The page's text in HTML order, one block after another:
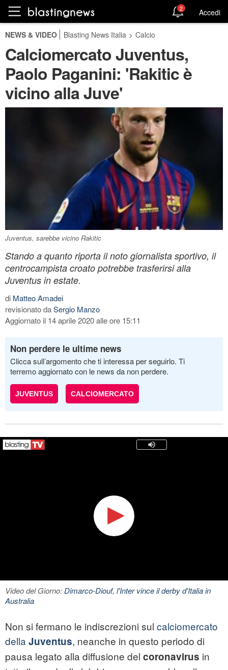
2 Accedi
NEWS & VIDEO Blasting News Italia > Calcio
Calciomercato Juventus,
Paolo Paganini: 'Rakitic è
vicino alla Juve'
Juventus, sarebbe vicino Rakitic
Stando a quanto riporta il noto giornalista sportivo, il
centrocampista croato potrebbe trasferirsi alla
Juventus in estate.
di Matteo Amadei
revisionato daSergio Manzo
Aggiornato il 14 aprile 2020 alle ore 15:11
Non perdere le ultime news
Clicca sull’argomento che ti interessa per seguirlo. Ti
terremo aggiornato con le news da non perdere.
JUVENTUS CALCIOMERCATO
Video del Giorno:Dimarco-Diouf, l'Inter vince il derby d'Italia in
Australia
Non si fermano le indiscrezioni sul calciomercato
della Juventus, neanche in questo periodo di
pausa legato alla diffusione del coronavirus in